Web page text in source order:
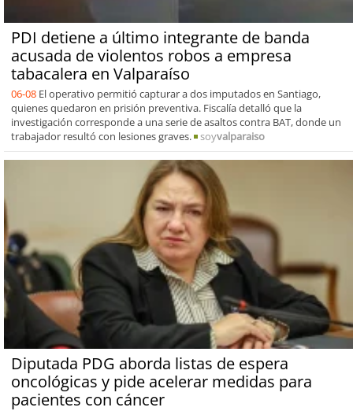
PDI detiene a último integrante de banda
acusada de violentos robos a empresa
tabacalera en Valparaíso
06-08 El operativo permitió capturar a dos imputados en Santiago,
quienes quedaron en prisión preventiva. Fiscalía detalló que la
investigación corresponde a una serie de asaltos contra BAT, donde un
trabajador resultó con lesiones graves.
soyvalparaiso
Diputada PDG aborda listas de espera
oncológicas y pide acelerar medidas para
pacientes con cáncer